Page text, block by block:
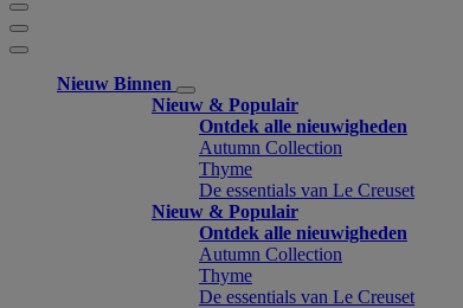
Nieuw Binnen
Nieuw & Populair
Ontdek alle nieuwigheden
Autumn Collection
Thyme
De essentials van Le Creuset
Nieuw & Populair
Ontdek alle nieuwigheden
Autumn Collection
Thyme
De essentials van Le Creuset